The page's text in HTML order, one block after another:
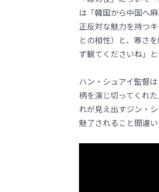
は「韓国から中国へ
正反対な魅力を持つ
との相性）と、寒さ
ず観てくださいね」と
ハン・シュアイ監督
柄を演じ切ってくれ
れが見え出すジン・
魅了されること間違